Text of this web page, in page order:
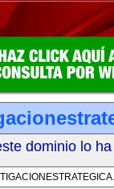
dominio lo